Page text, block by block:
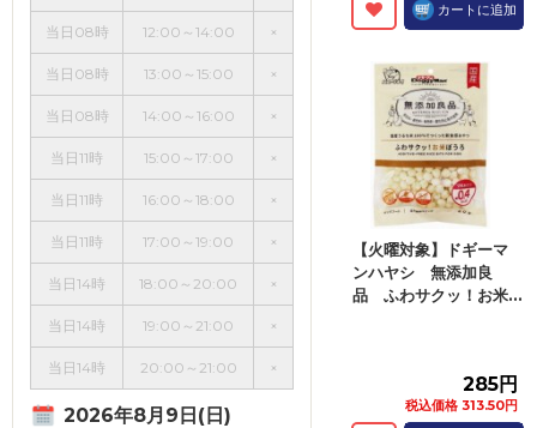
当日08時 12:00～14:00 ×
当日08時 13:00～15:00 ×
当日08時 14:00～16:00 ×
当日11時 15:00～17:00 ×
当日11時 16:00～18:00 ×
当日11時 17:00～19:00 ×
当日14時 18:00～20:00 ×
当日14時 19:00～21:00 ×
当日14時 20:00～21:00 ×
2026年8月9日(日)
カートに追加
【火曜対象】ドギーマ
ンハヤシ 無添加良
品 ふわサクッ！お米...
285円
税込価格 313.50円